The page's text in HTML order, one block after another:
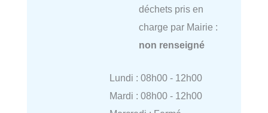
déchets pris en
charge par Mairie :
non renseigné
Lundi : 08h00 - 12h00
Mardi : 08h00 - 12h00